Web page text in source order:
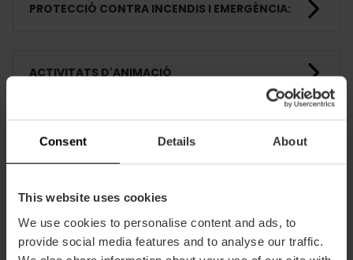
Consent Details About
This website uses cookies
We use cookies to personalise content and ads, to
provide social media features and to analyse our traffic.
PROTECCIÓ CONTRA INCENDIS I EMERGÈNCIA:
ACTIVITATS D'ANIMACIÓ
HABITACIONS
FORMACIÓ